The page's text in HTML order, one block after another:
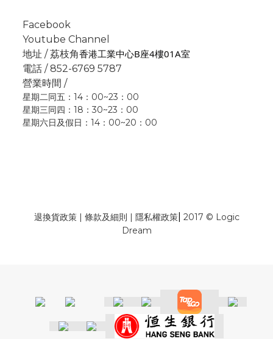
Facebook
Youtube Channel
地址 / 荔枝角香港工業中心B座4樓01A室
電話 / 852-6769 5787
營業時間 /
星期二同五：14：00~23：00
星期三同四：18：30~23：00
星期六日及假日：14：00~20：00
退換貨政策| 條款及細則 | 隱私權政策| 2017 © Logic
Dream